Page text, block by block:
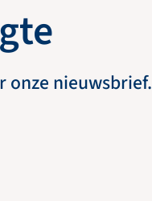
onze nieuwsbrief.